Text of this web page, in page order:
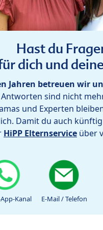
Hast du
dich und
Jahren betreuen wir
sind nicht
und Experten
Damit du auch
HiPP Elternservice über
Kanal E-Mail / Telefon